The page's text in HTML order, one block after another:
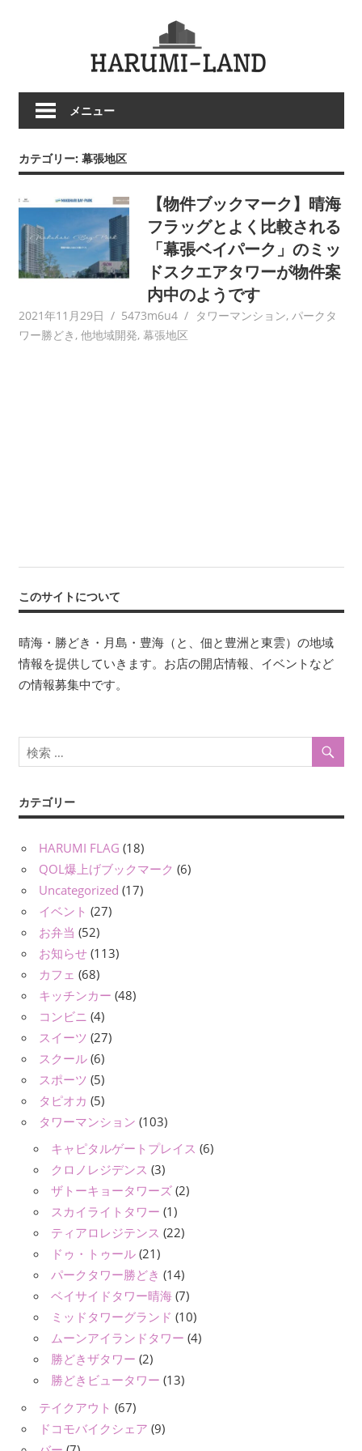
メニュー
カテゴリー: 幕張地区
【物件ブックマーク】晴海
フラッグとよく比較される
「幕張ベイパーク」のミッ
ドスクエアタワーが物件案
内中のようです
2021年11月29日 5473m6u4 タワーマンション, パークタ
ワー勝どき , 他地域開発, 幕張地区
このサイトについて
晴海・勝どき・月島・豊海（と、佃と豊洲と東雲）の地域
情報を提供していきます。お店の開店情報、イベントなど
の情報募集中です。
カテゴリー
HARUMI FLAG (18)
QOL爆上げブックマーク (6)
Uncategorized (17)
イベント (27)
お弁当 (52)
お知らせ (113)
カフェ (68)
キッチンカー (48)
コンビニ (4)
スイーツ (27)
スクール (6)
スポーツ (5)
タピオカ (5)
タワーマンション (103)
キャピタルゲートプレイス (6)
クロノレジデンス (3)
ザトーキョータワーズ (2)
スカイライトタワー (1)
ティアロレジテンス (22)
ドゥ・トゥール (21)
パークタワー勝どき (14)
ベイサイドタワー晴海 (7)
ミッドタワーグランド (10)
ムーンアイランドタワー (4)
勝どきザタワー (2)
勝どきビュータワー (13)
テイクアウト (67)
ドコモバイクシェア (9)